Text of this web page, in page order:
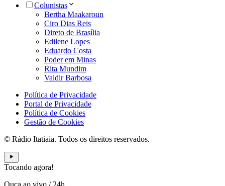
Colunistas
Bertha Maakaroun
Ciro Dias Reis
Direto de Brasília
Edilene Lopes
Eduardo Costa
Poder em Minas
Rita Mundim
Valdir Barbosa
Política de Privacidade
Portal de Privacidade
Política de Cookies
Gestão de Cookies
© Rádio Itatiaia. Todos os direitos reservados.
Tocando agora!
Ouça ao vivo / 24h